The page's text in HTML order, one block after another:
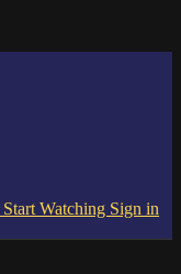
Start Watching Sign in